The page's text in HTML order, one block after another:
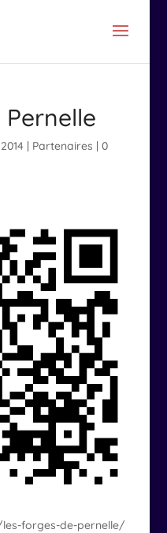
Pernelle
| Partenaires | 0
les-forges-de-pernelle/